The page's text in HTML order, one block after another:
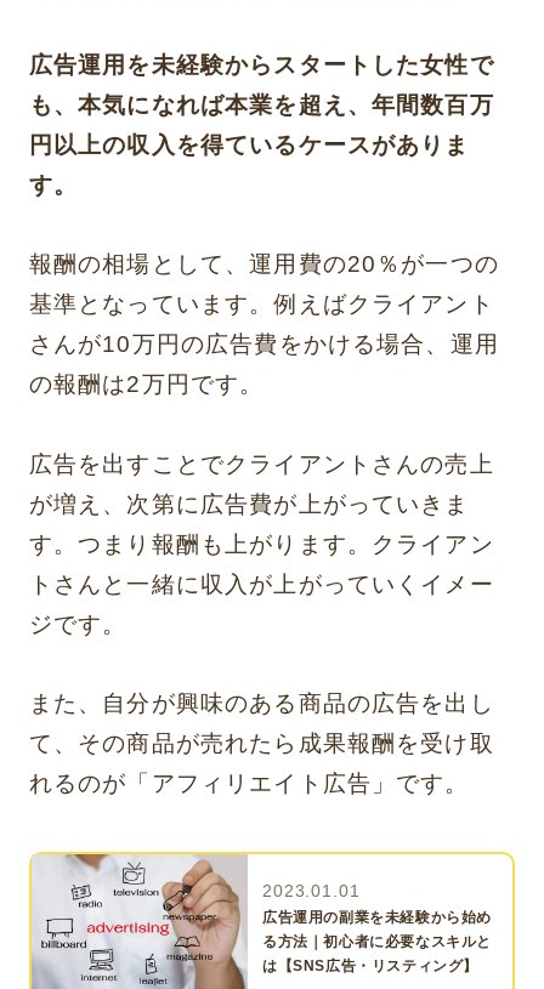
広告運用を未経験からスタートした女性で
も、本気になれば本業を超え、年間数百万
円以上の収入を得ているケースがありま
す。
報酬の相場として、運用費の20％が一つの
基準となっています。例えばクライアント
さんが10万円の広告費をかける場合、運用
の報酬は2万円です。
広告を出すことでクライアントさんの売上
が増え、次第に広告費が上がっていきま
す。つまり報酬も上がります。クライアン
トさんと一緒に収入が上がっていくイメー
ジです。
また、自分が興味のある商品の広告を出し
て、その商品が売れたら成果報酬を受け取
れるのが「アフィリエイト広告」です。
2023.01.01
広告運用の副業を未経験から始め
る方法｜初心者に必要なスキルと
は【SNS広告・リスティング】